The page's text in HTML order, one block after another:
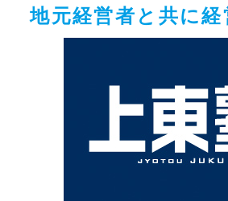
地元経営者と共に